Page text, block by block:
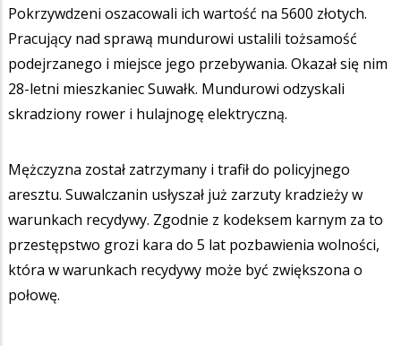
Pokrzywdzeni oszacowali ich wartość na 5600 złotych.
Pracujący nad sprawą mundurowi ustalili tożsamość
podejrzanego i miejsce jego przebywania. Okazał się nim
28-letni mieszkaniec Suwałk. Mundurowi odzyskali
skradziony rower i hulajnogę elektryczną.
Mężczyzna został zatrzymany i trafił do policyjnego
aresztu. Suwalczanin usłyszał już zarzuty kradzieży w
warunkach recydywy. Zgodnie z kodeksem karnym za to
przestępstwo grozi kara do 5 lat pozbawienia wolności,
która w warunkach recydywy może być zwiększona o
połowę.